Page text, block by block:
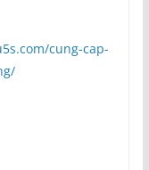
cung-cap-